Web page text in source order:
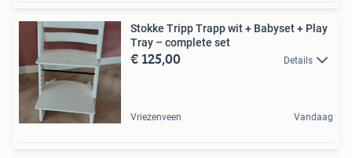
Stokke Tripp Trapp wit + Babyset + Play
Tray – complete set
€ 125,00 Details
Vriezenveen Vandaag